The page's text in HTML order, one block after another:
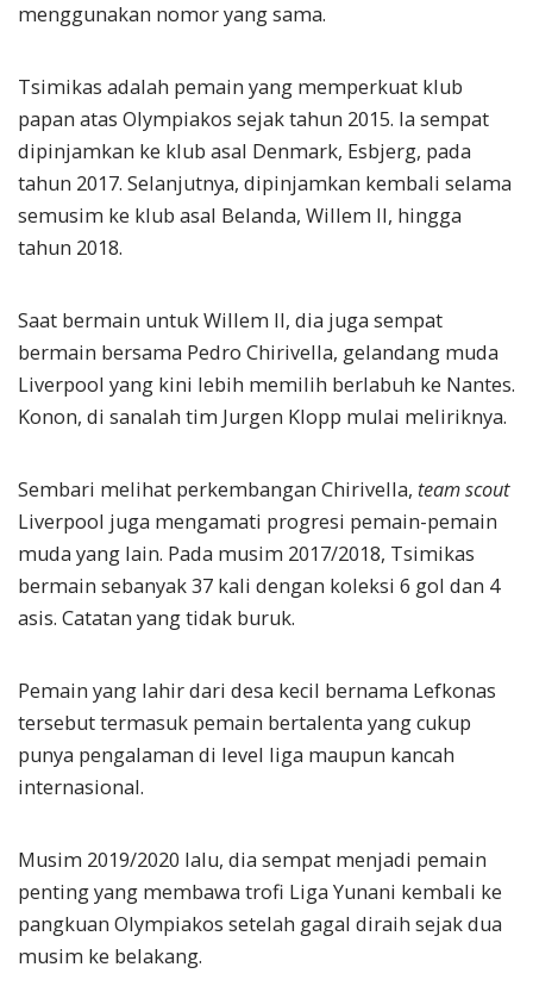
menggunakan nomor yang sama.
Tsimikas adalah pemain yang memperkuat klub
papan atas Olympiakos sejak tahun 2015. Ia sempat
dipinjamkan ke klub asal Denmark, Esbjerg, pada
tahun 2017. Selanjutnya, dipinjamkan kembali selama
semusim ke klub asal Belanda, Willem II, hingga
tahun 2018.
Saat bermain untuk Willem II, dia juga sempat
bermain bersama Pedro Chirivella, gelandang muda
Liverpool yang kini lebih memilih berlabuh ke Nantes.
Konon, di sanalah tim Jurgen Klopp mulai meliriknya.
Sembari melihat perkembangan Chirivella, team scout
Liverpool juga mengamati progresi pemain-pemain
muda yang lain. Pada musim 2017/2018, Tsimikas
bermain sebanyak 37 kali dengan koleksi 6 gol dan 4
asis. Catatan yang tidak buruk.
Pemain yang lahir dari desa kecil bernama Lefkonas
tersebut termasuk pemain bertalenta yang cukup
punya pengalaman di level liga maupun kancah
internasional.
Musim 2019/2020 lalu, dia sempat menjadi pemain
penting yang membawa trofi Liga Yunani kembali ke
pangkuan Olympiakos setelah gagal diraih sejak dua
musim ke belakang.